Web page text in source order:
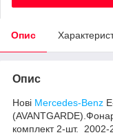
Опис
Опис
Нові Mercedes-Benz
комплект 2-шт.